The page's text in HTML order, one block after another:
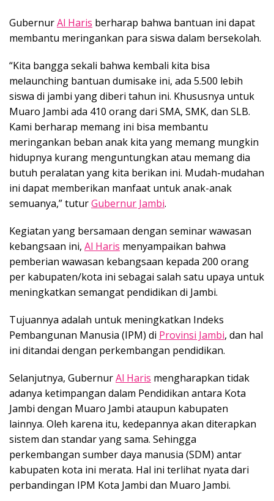
GubernurAl Haris berharap bahwa bantuan ini dapat
membantu meringankan para siswa dalam bersekolah.
“Kita bangga sekali bahwa kembali kita bisa
melaunching bantuan dumisake ini, ada 5.500 lebih
siswa di jambi yang diberi tahun ini. Khususnya untuk
Muaro Jambi ada 410 orang dari SMA, SMK, dan SLB.
Kami berharap memang ini bisa membantu
meringankan beban anak kita yang memang mungkin
hidupnya kurang menguntungkan atau memang dia
butuh peralatan yang kita berikan ini. Mudah-mudahan
ini dapat memberikan manfaat untuk anak-anak
semuanya,” tuturGubernur Jambi.
Kegiatan yang bersamaan dengan seminar wawasan
kebangsaan ini, Al Haris menyampaikan bahwa
pemberian wawasan kebangsaan kepada 200 orang
per kabupaten/kota ini sebagai salah satu upaya untuk
meningkatkan semangat pendidikan di Jambi.
Tujuannya adalah untuk meningkatkan Indeks
Pembangunan Manusia (IPM) di Provinsi Jambi, dan hal
ini ditandai dengan perkembangan pendidikan.
Selanjutnya, GubernurAl Haris mengharapkan tidak
adanya ketimpangan dalam Pendidikan antara Kota
Jambi dengan Muaro Jambi ataupun kabupaten
lainnya. Oleh karena itu, kedepannya akan diterapkan
sistem dan standar yang sama. Sehingga
perkembangan sumber daya manusia (SDM) antar
kabupaten kota ini merata. Hal ini terlihat nyata dari
perbandingan IPM Kota Jambi dan Muaro Jambi.